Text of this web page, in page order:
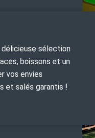
sélection
boissons et un
vos envies
et salés garantis !